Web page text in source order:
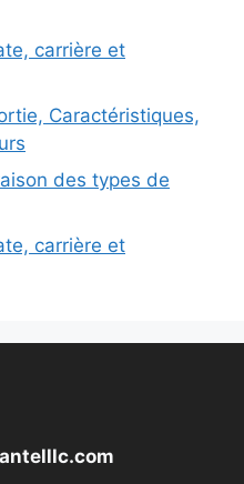
carrière et
Caractéristiques,
des types de
carrière et